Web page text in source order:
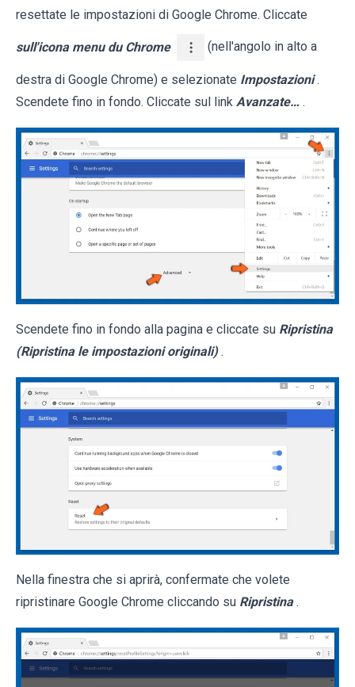
resettate le impostazioni di Google Chrome. Cliccate
sull'icona menu du Chrome (nell'angolo in alto a
destra di Google Chrome) e selezionate Impostazioni .
Scendete fino in fondo. Cliccate sul link Avanzate… .
Scendete fino in fondo alla pagina e cliccate su Ripristina
(Ripristina le impostazioni originali) .
Nella finestra che si aprirà, confermate che volete
ripristinare Google Chrome cliccando su Ripristina .